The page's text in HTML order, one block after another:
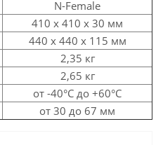
N-Female
410 х 410 х 30 мм
440 х 440 х 115 мм
2,35 кг
2,65 кг
от -40°C до +60°C
от 30 до 67 мм